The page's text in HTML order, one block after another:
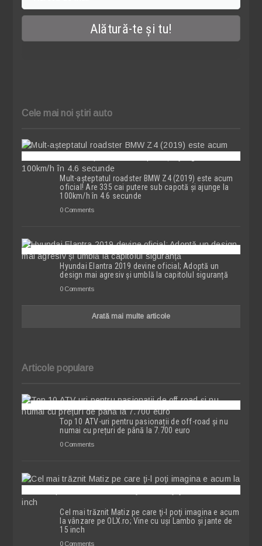
Cele mai noi știri auto
Mult-așteptatul roadster BMW Z4 (2019) este acum
oficial! Are 335 cai putere sub capotă și ajunge la
100km/h în 4.6 secunde
0 Comments
Hyundai Elantra 2019 devine oficial; Adoptă un
design mai agresiv și umblă la capitolul siguranță
0 Comments
Arată mai multe articole
Articole populare
Top 10 ATV-uri pentru pasionații de off-road și nu
numai cu prețuri de până la 7.700 euro
0 Comments
Cel mai trăznit Matiz pe care ţi-l poţi imagina e acum
la vânzare pe OLX.ro; Vine cu uşi Lambo şi jante de
15 inch
0 Comments